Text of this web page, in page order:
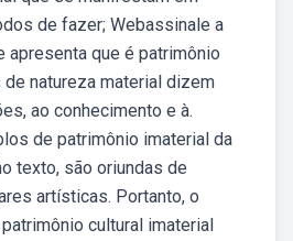
de fazer; Webassinale a
apresenta que é patrimônio
natureza material dizem
ao conhecimento e à.
de patrimônio imaterial da
texto, são oriundas de
artísticas. Portanto, o
cultural imaterial